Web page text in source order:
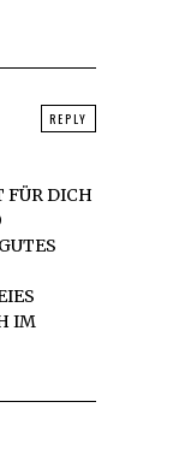
FÜR DICH
IM
REPLY